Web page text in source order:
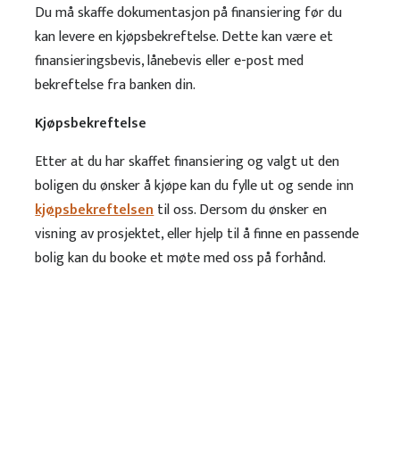
Du må skaffe dokumentasjon på finansiering før du
kan levere en kjøpsbekreftelse. Dette kan være et
finansieringsbevis, lånebevis eller e-post med
bekreftelse fra banken din.
Kjøpsbekreftelse
Etter at du har skaffet finansiering og valgt ut den
boligen du ønsker å kjøpe kan du fylle ut og sende inn
kjøpsbekreftelsentil oss. Dersom du ønsker en
visning av prosjektet, eller hjelp til å finne en passende
bolig kan du booke et møte med oss på forhånd.